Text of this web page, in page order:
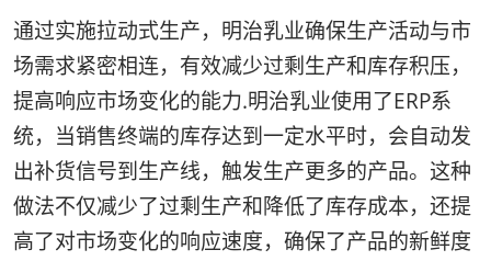
通过实施拉动式生产，明治乳业确保生产活动与市
场需求紧密相连，有效减少过剩生产和库存积压，
提高响应市场变化的能力.明治乳业使用了ERP系
统，当销售终端的库存达到一定水平时，会自动发
出补货信号到生产线，触发生产更多的产品。这种
做法不仅减少了过剩生产和降低了库存成本，还提
高了对市场变化的响应速度，确保了产品的新鲜度